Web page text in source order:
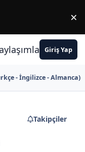
×
Giriş Yap
- İngilizce - Almanca)
Takipçiler